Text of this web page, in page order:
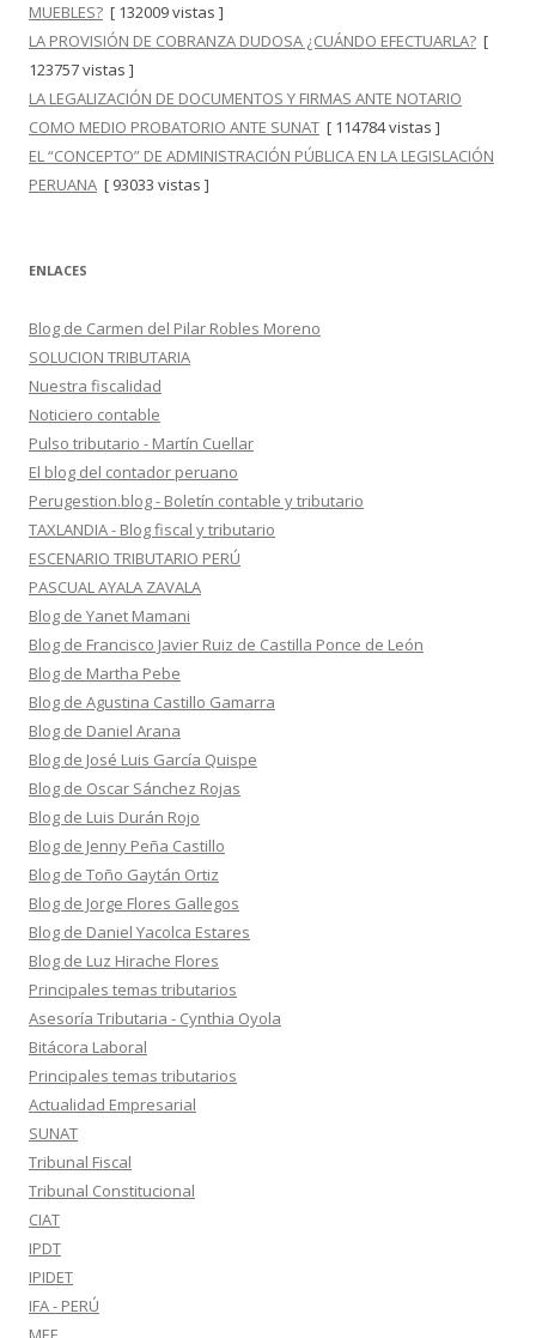
MUEBLES? [ 132009 vistas ]
LA PROVISIÓN DE COBRANZA DUDOSA ¿CUÁNDO EFECTUARLA? [
123757 vistas ]
LA LEGALIZACIÓN DE DOCUMENTOS Y FIRMAS ANTE NOTARIO
COMO MEDIO PROBATORIO ANTE SUNAT [ 114784 vistas ]
EL “CONCEPTO” DE ADMINISTRACIÓN PÚBLICA EN LA LEGISLACIÓN
PERUANA [ 93033 vistas ]
ENLACES
Blog de Carmen del Pilar Robles Moreno
SOLUCION TRIBUTARIA
Nuestra fiscalidad
Noticiero contable
Pulso tributario - Martín Cuellar
El blog del contador peruano
Perugestion.blog - Boletín contable y tributario
TAXLANDIA - Blog fiscal y tributario
ESCENARIO TRIBUTARIO PERÚ
PASCUAL AYALA ZAVALA
Blog de Yanet Mamani
Blog de Francisco Javier Ruiz de Castilla Ponce de León
Blog de Martha Pebe
Blog de Agustina Castillo Gamarra
Blog de Daniel Arana
Blog de José Luis García Quispe
Blog de Oscar Sánchez Rojas
Blog de Luis Durán Rojo
Blog de Jenny Peña Castillo
Blog de Toño Gaytán Ortiz
Blog de Jorge Flores Gallegos
Blog de Daniel Yacolca Estares
Blog de Luz Hirache Flores
Principales temas tributarios
Asesoría Tributaria - Cynthia Oyola
Bitácora Laboral
Principales temas tributarios
Actualidad Empresarial
SUNAT
Tribunal Fiscal
Tribunal Constitucional
CIAT
IPDT
IPIDET
IFA - PERÚ